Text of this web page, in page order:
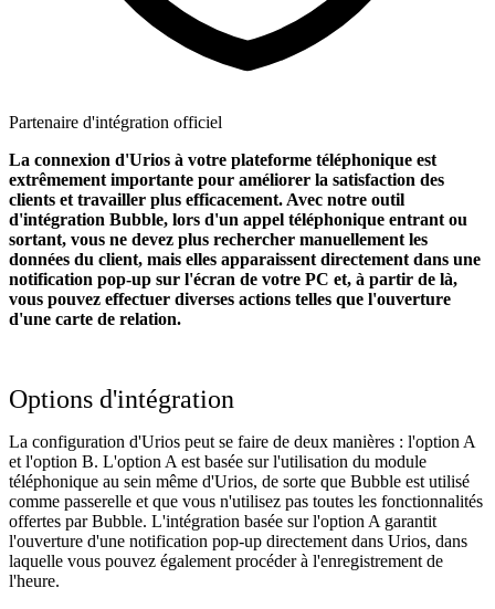
Partenaire d'intégration officiel
La connexion d'Urios à votre plateforme téléphonique est
extrêmement importante pour améliorer la satisfaction des
clients et travailler plus efficacement. Avec notre outil
d'intégration Bubble, lors d'un appel téléphonique entrant ou
sortant, vous ne devez plus rechercher manuellement les
données du client, mais elles apparaissent directement dans une
notification pop-up sur l'écran de votre PC et, à partir de là,
vous pouvez effectuer diverses actions telles que l'ouverture
d'une carte de relation.
Options d'intégration
La configuration d'Urios peut se faire de deux manières : l'option A
et l'option B. L'option A est basée sur l'utilisation du module
téléphonique au sein même d'Urios, de sorte que Bubble est utilisé
comme passerelle et que vous n'utilisez pas toutes les fonctionnalités
offertes par Bubble. L'intégration basée sur l'option A garantit
l'ouverture d'une notification pop-up directement dans Urios, dans
laquelle vous pouvez également procéder à l'enregistrement de
l'heure.